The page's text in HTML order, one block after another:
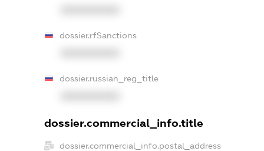
dossier.rfSanctions
dossier.russian_reg_title
dossier.commercial_info.title
dossier.commercial_info.postal_address